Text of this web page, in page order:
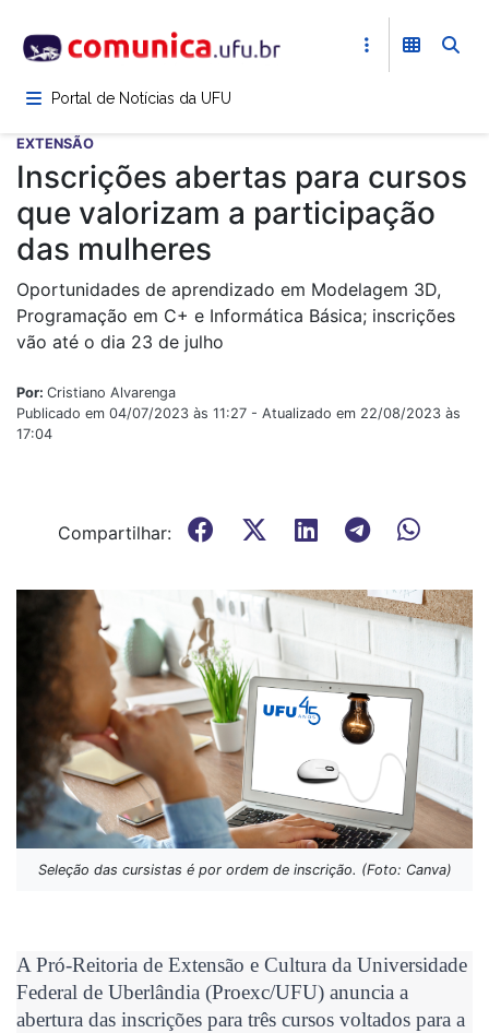
para
conteúdoPortal de Notícias da UFU
EXTENSÃO
Inscrições abertas para cursos
que valorizam a participação
das mulheres
Oportunidades de aprendizado em Modelagem 3D,
Programação em C+ e Informática Básica; inscrições
vão até o dia 23 de julho
Por: Cristiano Alvarenga
Publicado em 04/07/2023 às 11:27 - Atualizado em 22/08/2023 às
17:04
Compartilhar:
Seleção das cursistas é por ordem de inscrição. (Foto: Canva)
A Pró-Reitoria de Extensão e Cultura da Universidade
Federal de Uberlândia (Proexc/UFU) anuncia a
abertura das inscrições para três cursos voltados para a